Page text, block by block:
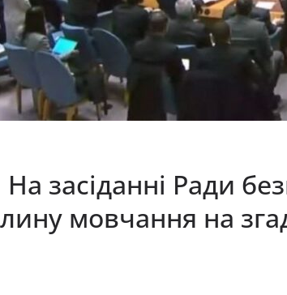
засіданні Ради
мовчання на